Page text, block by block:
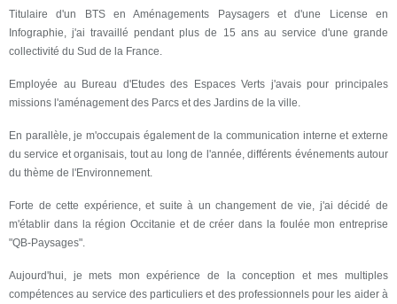
Titulaire d'un BTS en Aménagements Paysagers et d'une License en
Infographie, j'ai travaillé pendant plus de 15 ans au service d'une grande
collectivité du Sud de la France.
Employée au Bureau d'Etudes des Espaces Verts j'avais pour principales
missions l'aménagement des Parcs et des Jardins de la ville.
En parallèle, je m'occupais également de la communication interne et externe
du service et organisais, tout au long de l'année, différents événements autour
du thème de l'Environnement.
Forte de cette expérience, et suite à un changement de vie, j'ai décidé de
m'établir dans la région Occitanie et de créer dans la foulée mon entreprise
"QB-Paysages".
Aujourd'hui, je mets mon expérience de la conception et mes multiples
compétences au service des particuliers et des professionnels pour les aider à